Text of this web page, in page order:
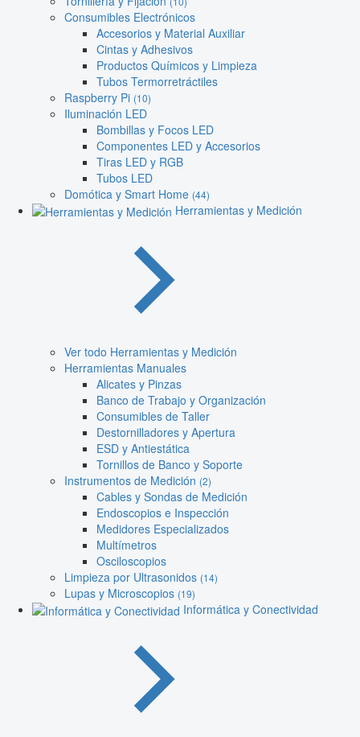
Consumibles Electrónicos
Accesorios y Material Auxiliar
Cintas y Adhesivos
Productos Químicos y Limpieza
Tubos Termorretráctiles
Raspberry Pi (10)
Iluminación LED
Bombillas y Focos LED
Componentes LED y Accesorios
Tiras LED y RGB
Tubos LED
Domótica y Smart Home (44)
Herramientas y Medición
Ver todo Herramientas y Medición
Herramientas Manuales
Alicates y Pinzas
Banco de Trabajo y Organización
Consumibles de Taller
Destornilladores y Apertura
ESD y Antiestática
Tornillos de Banco y Soporte
Instrumentos de Medición (2)
Cables y Sondas de Medición
Endoscopios e Inspección
Medidores Especializados
Multímetros
Osciloscopios
Limpieza por Ultrasonidos (14)
Lupas y Microscopios (19)
Informática y Conectividad